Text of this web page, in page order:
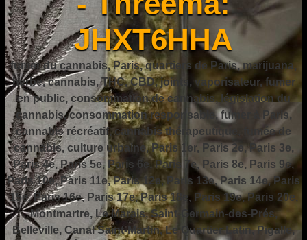
JHXT6HHA
fumer du cannabis, Paris, quartiers de Paris, marijuana,
herbe, cannabis, THC, CBD, joints, vaporisateur, fumer
en public, consommation de cannabis, législation du
cannabis, consommation responsable, fumer à Paris,
cannabis récréatif, cannabis thérapeutique, fumée de
cannabis, culture urbaine, Paris 1er, Paris 2e, Paris 3e,
Paris 4e, Paris 5e, Paris 6e, Paris 7e, Paris 8e, Paris 9e,
Paris 10e, Paris 11e, Paris 12e, Paris 13e, Paris 14e, Paris
15e, Paris 16e, Paris 17e, Paris 18e, Paris 19e, Paris 20e,
Montmartre, Le Marais, Saint-Germain-des-Prés,
Belleville, Canal Saint-Martin, Le Quartier Latin, Pigalle,